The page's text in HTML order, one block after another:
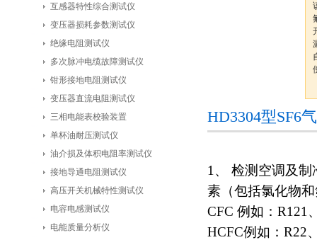
互感器特性综合测试仪
变压器损耗参数测试仪
绝缘电阻测试仪
多次脉冲电缆故障测试仪
钳形接地电阻测试仪
变压器直流电阻测试仪
三相电能表校验装置
单杯油耐压测试仪
油介损及体积电阻率测试仪
接地导通电阻测试仪
高压开关机械特性测试仪
电容电感测试仪
电能质量分析仪
HD3304型SF6
1 、 检测空调及
素（包括氯化物
CFC 例如：R121
HCFC例如：R22